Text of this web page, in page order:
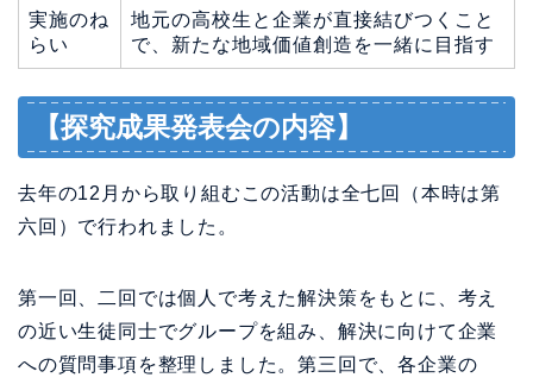
実施のね
らい
地元の高校生と企業が直接結びつくこと
で、新たな地域価値創造を一緒に目指す
【探究成果発表会の内容】
去年の12月から取り組むこの活動は全七回（本時は第
六回）で行われました。
第一回、二回では個人で考えた解決策をもとに、考え
の近い生徒同士でグループを組み、解決に向けて企業
への質問事項を整理しました。第三回で、各企業の